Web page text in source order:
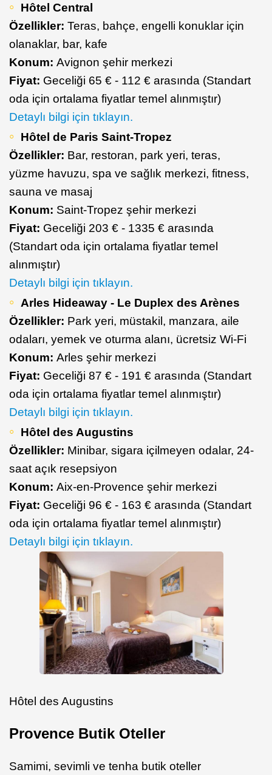
Hôtel Central
Özellikler: Teras, bahçe, engelli konuklar için
olanaklar, bar, kafe
Konum: Avignon şehir merkezi
Fiyat: Geceliği 65 € - 112 € arasında (Standart
oda için ortalama fiyatlar temel alınmıştır)
Detaylı bilgi için tıklayın.
Hôtel de Paris Saint-Tropez
Özellikler: Bar, restoran, park yeri, teras,
yüzme havuzu, spa ve sağlık merkezi, fitness,
sauna ve masaj
Konum: Saint-Tropez şehir merkezi
Fiyat: Geceliği 203 € - 1335 € arasında
(Standart oda için ortalama fiyatlar temel
alınmıştır)
Detaylı bilgi için tıklayın.
Arles Hideaway - Le Duplex des Arènes
Özellikler: Park yeri, müstakil, manzara, aile
odaları, yemek ve oturma alanı, ücretsiz Wi-Fi
Konum: Arles şehir merkezi
Fiyat: Geceliği 87 € - 191 € arasında (Standart
oda için ortalama fiyatlar temel alınmıştır)
Detaylı bilgi için tıklayın.
Hôtel des Augustins
Özellikler: Minibar, sigara içilmeyen odalar, 24-
saat açık resepsiyon
Konum: Aix-en-Provence şehir merkezi
Fiyat: Geceliği 96 € - 163 € arasında (Standart
oda için ortalama fiyatlar temel alınmıştır)
Detaylı bilgi için tıklayın.
Hôtel des Augustins
Provence Butik Oteller
Samimi, sevimli ve tenha butik oteller